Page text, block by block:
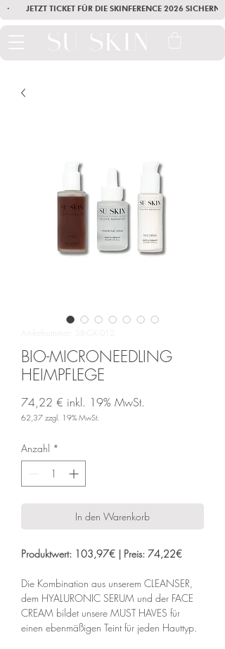
·        JETZT TICKET FÜR DIE SKINFERENCE 2026
BIO-MICRONEEDLING
HEIMPFLEGE
74,22 € inkl. 19% MwSt.
62,37 zzgl. 19% MwSt.
Anzahl *
In den Warenkorb
Produktwert: 103,97€ | Preis: 74,22€
Die Kombination aus unserem CLEANSER,
dem HYALURONIC SERUM und der FACE
CREAM bildet unsere MUST HAVES für
einen ebenmäßigen Teint für jeden Hauttyp.